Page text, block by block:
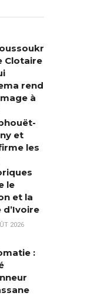
Clotaire
rend
à
et
les
le
et la
d’Ivoire
2026
: